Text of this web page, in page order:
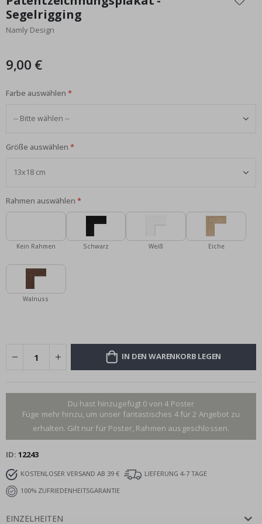
der
Bildgalerie
springen
Segelrigging
Namly Design
9,00 €
Farbe auswählen
Größe auswählen
Rahmen auswählen
Kein Rahmen Schwarz Weiß Eiche
Walnuss
IN DEN WARENKORB LEGEN
Du hast hinzugefügt 0 von 4 Poster
Füge mehr hinzu, um unser fantastisches 4 für 2 Angebot zu
erhalten. Gilt nur für Poster, Rahmen ausgeschlossen.
ID 12243
KOSTENLOSER VERSAND AB 39 €
LIEFERUNG 4-7 TAGE
100% ZUFRIEDENHEITSGARANTIE
EINZELHEITEN